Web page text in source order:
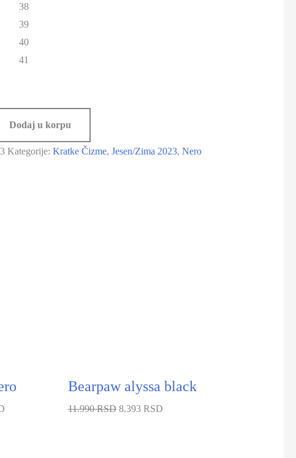
38
39
40
41
Dodaj u korpu
Kategorije: Kratke Čizme, Jesen/Zima 2023, Nero
Bearpaw alyssa black
11.990 RSD 8.393 RSD